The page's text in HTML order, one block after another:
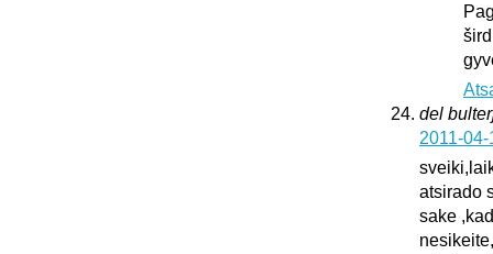
del
2011-
atsirado
sake